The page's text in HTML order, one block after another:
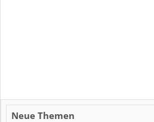
Neue Themen